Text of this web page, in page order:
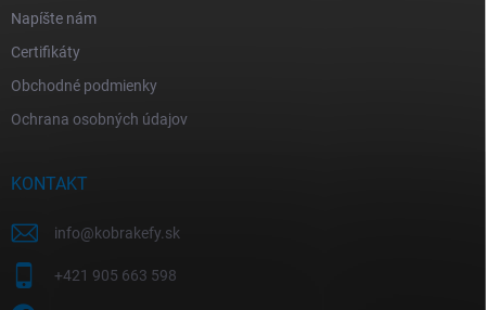
Napíšte nám
Certifikáty
Obchodné podmienky
Ochrana osobných údajov
KONTAKT
info@kobrakefy.sk
+421 905 663 598